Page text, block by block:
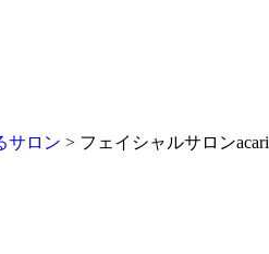
サロン > フェイシャルサロンacari